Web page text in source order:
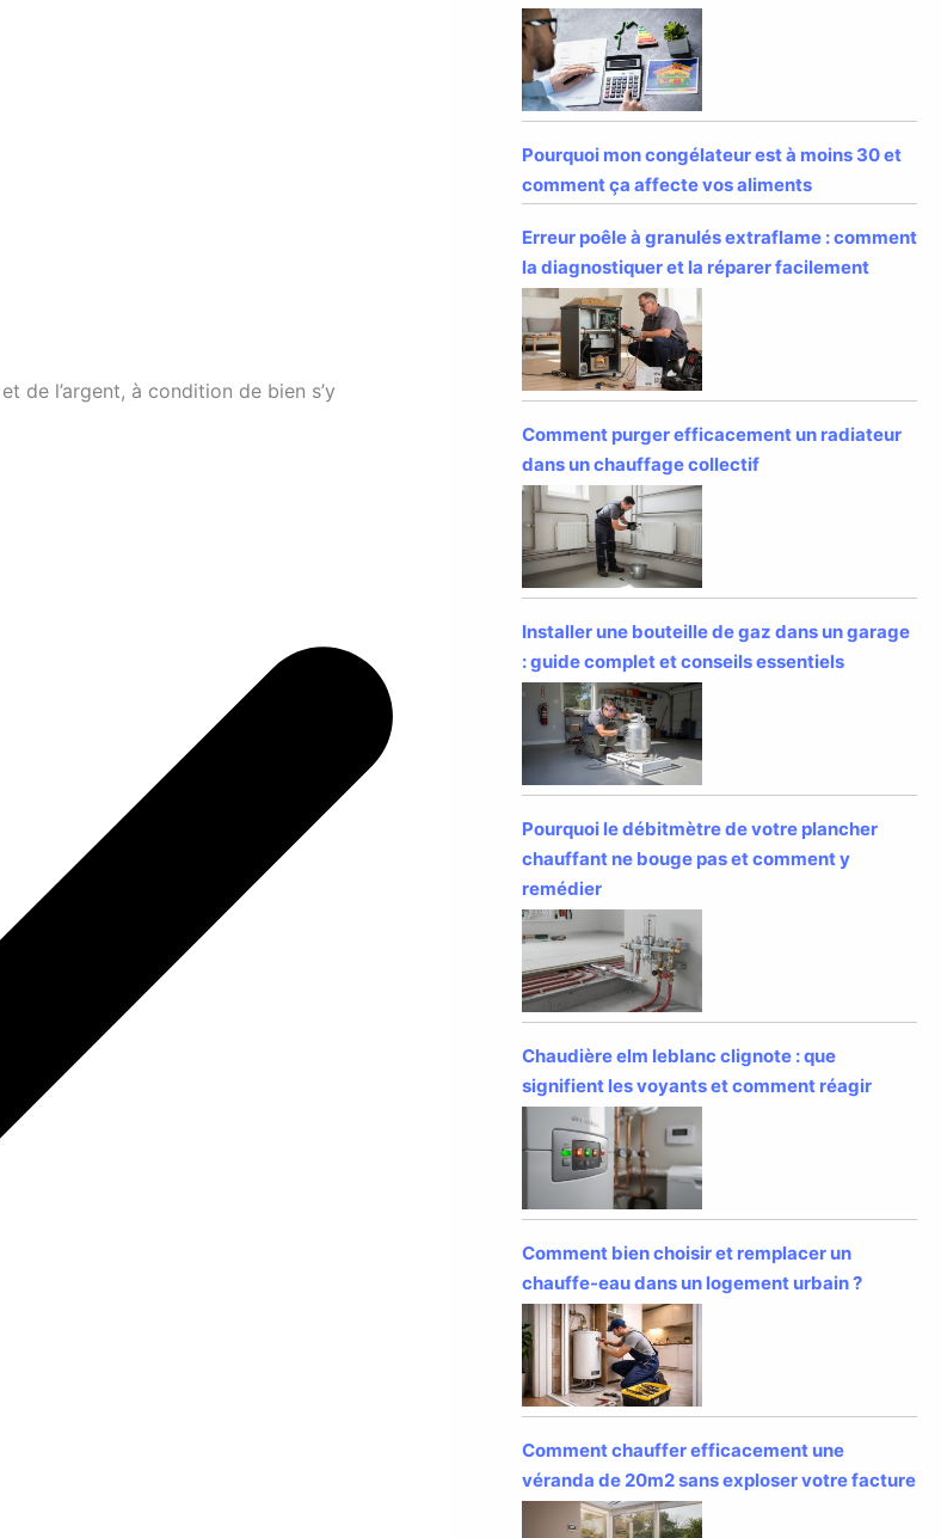
de l’argent, à condition de bien s’y
Pourquoi mon congélateur est à moins 30 et
comment ça affecte vos aliments
Erreur poêle à granulés extraflame : comment
la diagnostiquer et la réparer facilement
Comment purger efficacement un radiateur
dans un chauffage collectif
Installer une bouteille de gaz dans un garage
: guide complet et conseils essentiels
Pourquoi le débitmètre de votre plancher
chauffant ne bouge pas et comment y
remédier
Chaudière elm leblanc clignote : que
signifient les voyants et comment réagir
Comment bien choisir et remplacer un
chauffe-eau dans un logement urbain ?
Comment chauffer efficacement une
véranda de 20m2 sans exploser votre facture